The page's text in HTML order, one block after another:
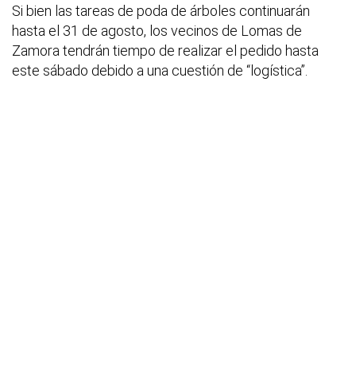
Si bien las tareas de poda de árboles continuarán
hasta el 31 de agosto, los vecinos de Lomas de
Zamora tendrán tiempo de realizar el pedido hasta
este sábado debido a una cuestión de “logística”.